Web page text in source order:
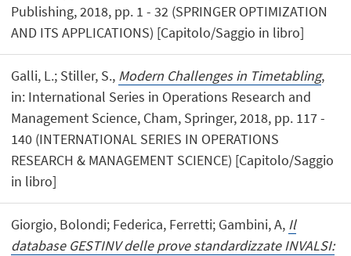
Publishing, 2018, pp. 1 - 32 (SPRINGER OPTIMIZATION
AND ITS APPLICATIONS) [Capitolo/Saggio in libro]
Galli, L.; Stiller, S., Modern Challenges in Timetabling,
in: International Series in Operations Research and
Management Science, Cham, Springer, 2018, pp. 117 -
140 (INTERNATIONAL SERIES IN OPERATIONS
RESEARCH & MANAGEMENT SCIENCE) [Capitolo/Saggio
in libro]
Giorgio, Bolondi; Federica, Ferretti; Gambini, A, Il
database GESTINV delle prove standardizzate INVALSI: